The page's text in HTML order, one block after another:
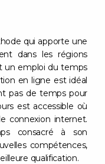
qui apporte une
dans les régions
un emploi du temps
en ligne est idéal
pas de temps pour
est accessible où
connexion internet.
consacré à son
compétences,
qualification.